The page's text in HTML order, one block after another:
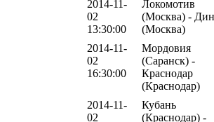
2014-11-
02
13:30:00
Локомотив
(Москва) -
(Москва)
2014-11-
02
16:30:00
Мордовия
(Саранск) -
Краснодар
(Краснодар)
2014-11-
02
Кубань
(Краснодар) -